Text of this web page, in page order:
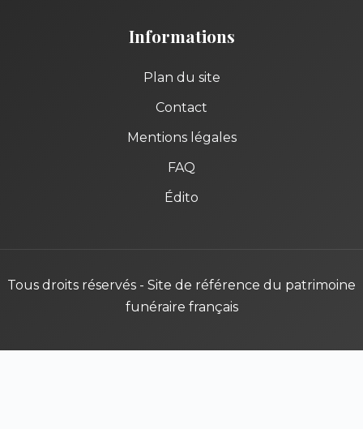
Informations
Plan du site
Contact
Mentions légales
FAQ
Édito
Tous droits réservés - Site de référence du patrimoine
funéraire français